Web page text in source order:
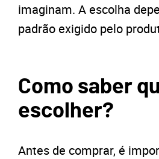
imaginam. A escolha
padrão exigido pelo
Como saber
escolher?
Antes de comprar, é